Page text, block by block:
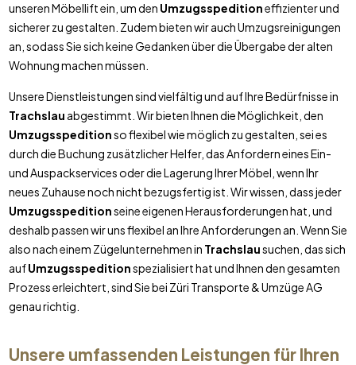
unseren Möbellift ein, um den Umzugsspeditioneffizienter und
sicherer zu gestalten. Zudem bieten wir auch Umzugsreinigungen
an, sodass Sie sich keine Gedanken über die Übergabe der alten
Wohnung machen müssen.
Unsere Dienstleistungen sind vielfältig und auf Ihre Bedürfnisse in
Trachslau abgestimmt. Wir bieten Ihnen die Möglichkeit, den
Umzugsspeditionso flexibel wie möglich zu gestalten, sei es
durch die Buchung zusätzlicher Helfer, das Anfordern eines Ein-
und Auspackservices oder die Lagerung Ihrer Möbel, wenn Ihr
neues Zuhause noch nicht bezugsfertig ist. Wir wissen, dass jeder
Umzugsspeditionseine eigenen Herausforderungen hat, und
deshalb passen wir uns flexibel an Ihre Anforderungen an. Wenn Sie
also nach einem Zügelunternehmen in Trachslausuchen, das sich
aufUmzugsspeditionspezialisiert hat und Ihnen den gesamten
Prozess erleichtert, sind Sie bei Züri Transporte & Umzüge AG
genau richtig.
Unsere umfassenden Leistungen für Ihren